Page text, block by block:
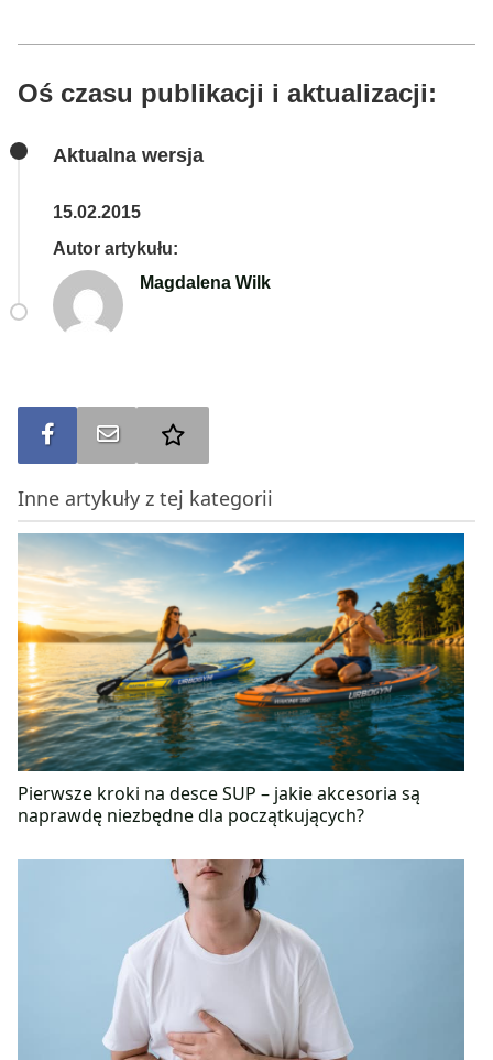
Oś czasu publikacji i aktualizacji:
Aktualna wersja
15.02.2015
Autor artykułu:
Magdalena Wilk
Udostępnij na FBWyślij na e-mail
Inne artykuły z tej kategorii
Pierwsze kroki na desce SUP – jakie akcesoria są
naprawdę niezbędne dla początkujących?